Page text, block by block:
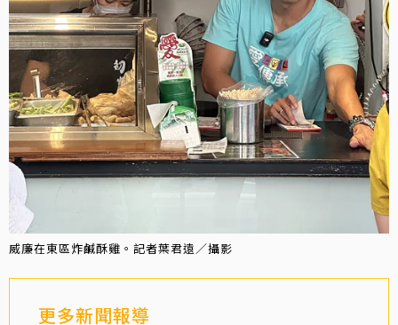
威廉在東區炸鹹酥雞。記者葉君遠／攝影
更多新聞報導